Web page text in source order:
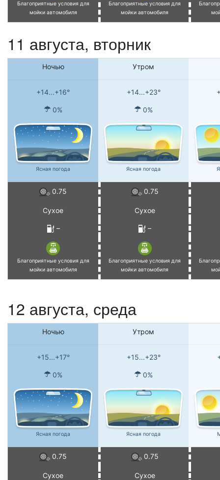
Благоприятные условия для
мойки автомобиля
Благоприятные условия для
мойки автомобиля
11 августа, вторник
Ночью Утром
+14...+16° +14...+23°
0% 0%
Ясная погода Ясная погода
0.75 0.75
Сухое Сухое
– –
Благоприятные условия для
мойки автомобиля
Благоприятные условия для
мойки автомобиля
12 августа, среда
Ночью Утром
+15...+17° +15...+23°
0% 0%
Ясная погода Ясная погода
0.75 0.75
Сухое Сухое